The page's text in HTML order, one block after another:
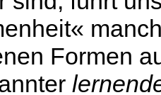
Formen